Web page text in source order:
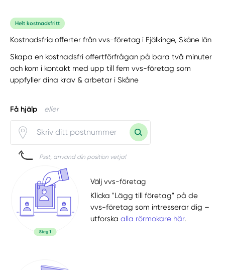
Helt kostnadsfritt
Kostnadsfria offerter från vvs-företag i Fjälkinge, Skåne län
Skapa en kostnadsfri offertförfrågan på bara två minuter
och kom i kontakt med upp till fem vvs-företag som
uppfyller dina krav & arbetar i Skåne
Få hjälp eller
Psst, använd din position vetja!
Välj vvs-företag
Klicka "Lägg till företag" på de
vvs-företag som intresserar dig –
utforskaalla rörmokare här.